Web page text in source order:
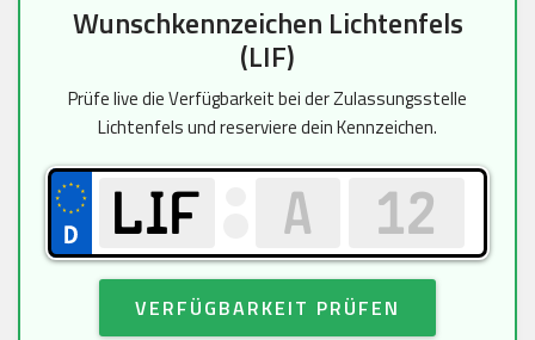
Wunschkennzeichen Lichtenfels
(LIF)
Prüfe live die Verfügbarkeit bei der Zulassungsstelle
Lichtenfels und reserviere dein Kennzeichen.
VERFÜGBARKEIT PRÜFEN